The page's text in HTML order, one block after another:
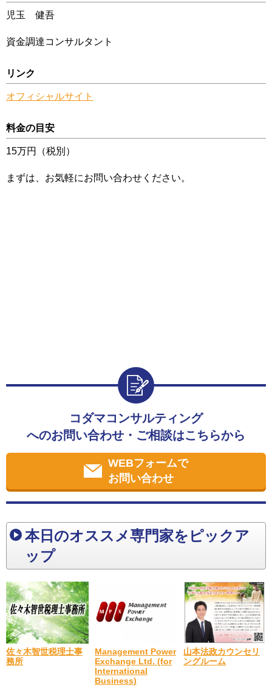
児玉 健吾
資金調達コンサルタント
リンク
オフィシャルサイト
料金の目安
15万円（税別）
まずは、お気軽にお問い合わせください。
コダマコンサルティング
へのお問い合わせ・ご相談はこちらから
WEBフォームで
お問い合わせ
本日のオススメ専門家をピックア
ップ
佐々木智世税理士事
務所
Management Power
Exchange Ltd. (for
International
Business)
山本法政カウンセリ
ングルーム